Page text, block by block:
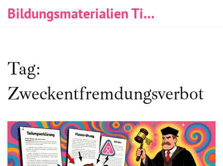
Bildungsmaterialien Tischlerei & Immobilien
Tag:
Zweckentfremdungsverbot